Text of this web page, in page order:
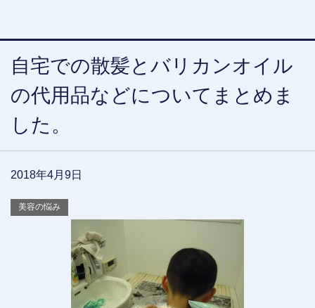
自宅での散髪とバリカンオイル
の代用品などについてまとめま
した。
2018年4月9日
美容の悩み